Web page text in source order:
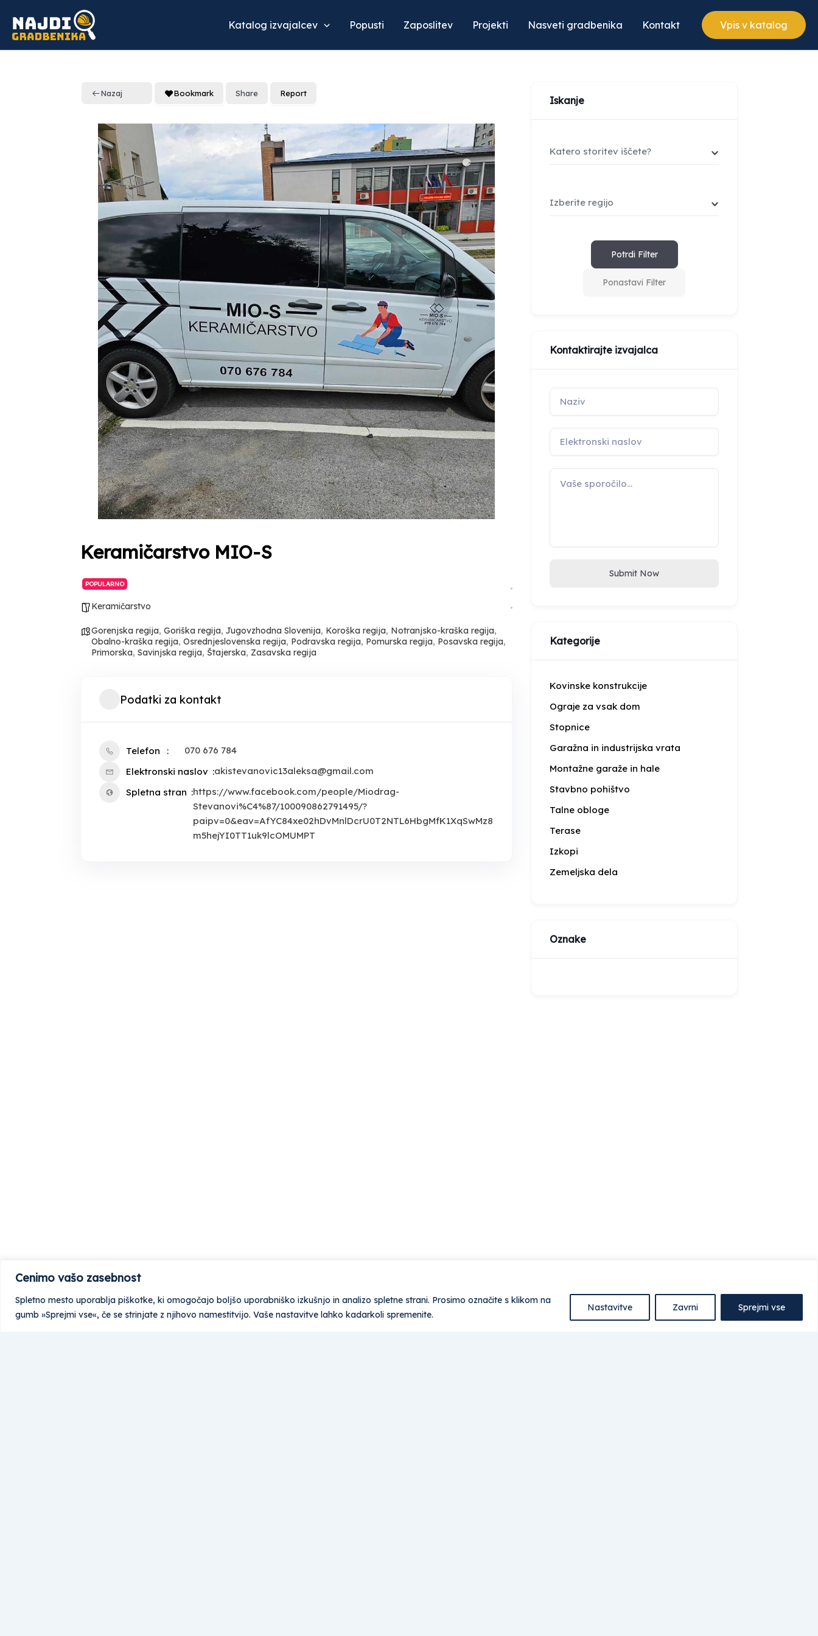
Cenimo vašo zasebnost
Spletno mesto uporablja piškotke, ki omogočajo boljšo uporabniško izkušnjo in analizo spletne strani. Prosimo označite s klikom na
gumb »Sprejmi vse«, če se strinjate z njihovo namestitvijo. Vaše nastavitve lahko kadarkoli spremenite.
Nastavitve Zavrni Sprejmi vse
content
Katalog izvajalcev Popusti Zaposlitev Projekti Nasveti gradbenika Kontakt Vpis v katalog
Nazaj Bookmark Share Report
Keramičarstvo MIO-S
POPULARNO
Keramičarstvo
Gorenjska regija, Goriška regija, Jugovzhodna Slovenija, Koroška regija, Notranjsko-kraška regija,
Obalno-kraška regija, Osrednjeslovenska regija, Podravska regija, Pomurska regija, Posavska regija,
Primorska, Savinjska regija, Štajerska, Zasavska regija
Podatki za kontakt
Telefon
070 676 784
Elektronski naslov
akistevanovic13aleksa@gmail.com
Spletna stran
https://www.facebook.com/people/Miodrag-
Stevanovi%C4%87/100090862791495/?
paipv=0&eav=AfYC84xe02hDvMnlDcrU0T2NTL6HbgMfK1XqSwMz8
m5hejYI0TT1uk9lcOMUMPT
Iskanje
Katero storitev iščete?
Izberite regijo
Potrdi Filter
Ponastavi Filter
Kontaktirajte izvajalca
Submit Now
Kategorije
Kovinske konstrukcije
Ograje za vsak dom
Stopnice
Garažna in industrijska vrata
Montažne garaže in hale
Stavbno pohištvo
Talne obloge
Terase
Izkopi
Zemeljska dela
Oznake